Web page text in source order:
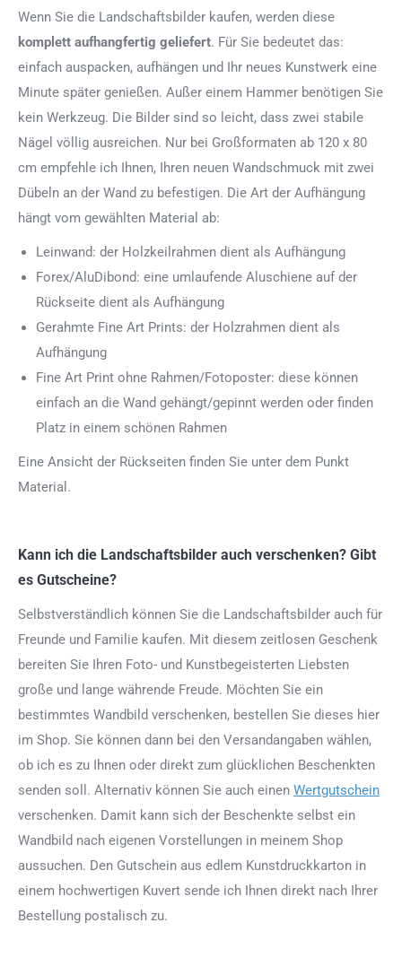
Wenn Sie die Landschaftsbilder kaufen, werden diese
komplett aufhangfertig geliefert. Für Sie bedeutet das:
einfach auspacken, aufhängen und Ihr neues Kunstwerk eine
Minute später genießen. Außer einem Hammer benötigen Sie
kein Werkzeug. Die Bilder sind so leicht, dass zwei stabile
Nägel völlig ausreichen. Nur bei Großformaten ab 120 x 80
cm empfehle ich Ihnen, Ihren neuen Wandschmuck mit zwei
Dübeln an der Wand zu befestigen. Die Art der Aufhängung
hängt vom gewählten Material ab:
Leinwand: der Holzkeilrahmen dient als Aufhängung
Forex/AluDibond: eine umlaufende Aluschiene auf der
Rückseite dient als Aufhängung
Gerahmte Fine Art Prints: der Holzrahmen dient als
Aufhängung
Fine Art Print ohne Rahmen/Fotoposter: diese können
einfach an die Wand gehängt/gepinnt werden oder finden
Platz in einem schönen Rahmen
Eine Ansicht der Rückseiten finden Sie unter dem Punkt
Material.
Kann ich die Landschaftsbilder auch verschenken? Gibt
es Gutscheine?
Selbstverständlich können Sie die Landschaftsbilder auch für
Freunde und Familie kaufen. Mit diesem zeitlosen Geschenk
bereiten Sie Ihren Foto- und Kunstbegeisterten Liebsten
große und lange währende Freude. Möchten Sie ein
bestimmtes Wandbild verschenken, bestellen Sie dieses hier
im Shop. Sie können dann bei den Versandangaben wählen,
ob ich es zu Ihnen oder direkt zum glücklichen Beschenkten
senden soll. Alternativ können Sie auch einen Wertgutschein
verschenken. Damit kann sich der Beschenkte selbst ein
Wandbild nach eigenen Vorstellungen in meinem Shop
aussuchen. Den Gutschein aus edlem Kunstdruckkarton in
einem hochwertigen Kuvert sende ich Ihnen direkt nach Ihrer
Bestellung postalisch zu.